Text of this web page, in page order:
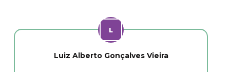
Luiz Alberto Gonçalves Vieira